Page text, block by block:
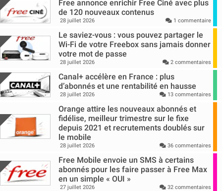
Free annonce enrichir Free Ciné avec plus
de 120 nouveaux contenus
28 juillet 2026 1 commentaire
Le saviez-vous : vous pouvez partager le
Wi-Fi de votre Freebox sans jamais donner
votre mot de passe
28 juillet 2026 2 commentaires
Canal+ accélère en France : plus
d’abonnés et une rentabilité en hausse
28 juillet 2026 13 commentaires
Orange attire les nouveaux abonnés et
fidélise, meilleur trimestre sur le fixe
depuis 2021 et recrutements doublés sur
le mobile
28 juillet 2026 36 commentaires
Free Mobile envoie un SMS à certains
abonnés pour les faire passer à Free Max
en un simple « OUI »
27 juillet 2026 32 commentaires